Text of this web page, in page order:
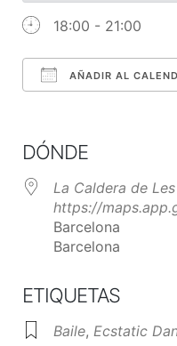
18:00 - 21:00
AÑADIR AL
DÓNDE
La Caldera de
https://
Barcelona
Barcelona
ETIQUETAS
Baile, Ecstatic